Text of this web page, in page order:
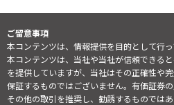
ご留意事項
本コンテンツは、情報提供を目的として行っ
本コンテンツは、当社や当社が信頼できる
を提供していますが、当社はその正確性や
保証するものではございません。有価証券
その他の取引を推奨し、勧誘するものでは